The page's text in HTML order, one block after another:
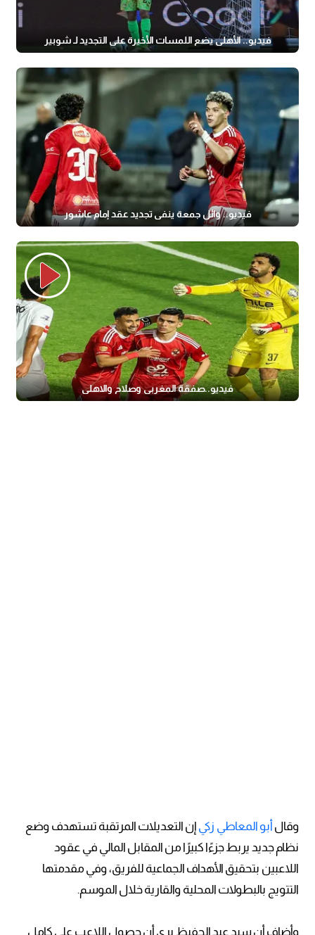
فيديو.. الأهلي يضع اللمسات الأخيرة على التجديد لـ شوبير
فيديو.. وائل جمعة ينفي تجديد عقد إمام عاشور
فيديو..صفقة المغربى وصلاح والاهلى
وقالأبو المعاطي زكي إن التعديلات المرتقبة تستهدف وضع
نظام جديد يربط جزءًا كبيرًا من المقابل المالي في عقود
اللاعبين بتحقيق الأهداف الجماعية للفريق، وفي مقدمتها
التتويج بالبطولات المحلية والقارية خلال الموسم.
وأضاف أن سيد عبد الحفيظ يرى أن حصول اللاعب على كامل